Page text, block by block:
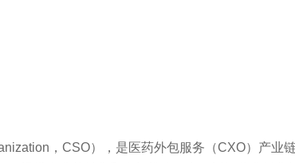
，CSO），是医药外包服务（CXO）产业